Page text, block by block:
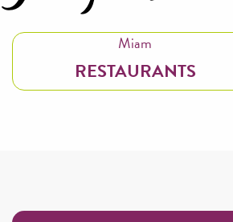
Miam
RESTAURANTS